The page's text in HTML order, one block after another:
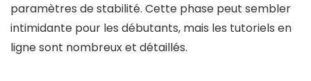
paramètres de stabilité. Cette phase peut sembler
intimidante pour les débutants, mais les tutoriels en
ligne sont nombreux et détaillés.